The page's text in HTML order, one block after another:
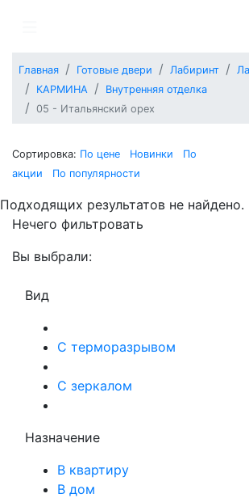
Главная Готовые двери Лабиринт
КАРМИНА
Внутренняя отделка
05 - Итальянский орех
Сортировка: По цене Новинки
По
акции
По популярности
Подходящих результатов не найдено.
Нечего фильтровать
Вы выбрали:
Вид
С терморазрывом
С зеркалом
Назначение
В квартиру
В дом